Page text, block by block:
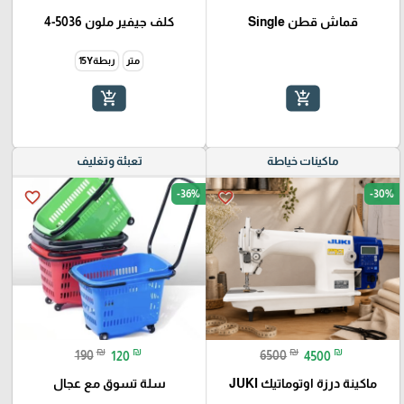
قماش قطن Single
add_shopping_cart
كلف جيفير ملون 5036-4
متر ربطة15Y
add_shopping_cart
ماكينات خياطة
favorite_border -30%
6500 ₪ 4500 ₪
ماكينة درزة اوتوماتيك JUKI
تعبئة وتغليف
favorite_border -36%
190 ₪ 120 ₪
سلة تسوق مع عجال